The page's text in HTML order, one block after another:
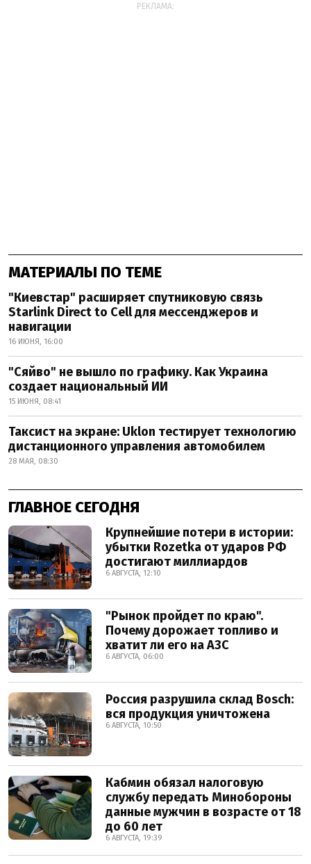
РЕКЛАМА:
МАТЕРИАЛЫ ПО ТЕМЕ
"Киевстар" расширяет спутниковую связь
Starlink Direct to Cell для мессенджеров и
навигации
16 ИЮНЯ, 16:00
"Сяйво" не вышло по графику. Как Украина
создает национальный ИИ
15 ИЮНЯ, 08:41
Таксист на экране: Uklon тестирует технологию
дистанционного управления автомобилем
28 МАЯ, 08:30
ГЛАВНОЕ СЕГОДНЯ
Крупнейшие потери в истории:
убытки Rozetka от ударов РФ
достигают миллиардов
6 АВГУСТА, 12:10
"Рынок пройдет по краю".
Почему дорожает топливо и
хватит ли его на АЗС
6 АВГУСТА, 06:00
Россия разрушила склад Bosch:
вся продукция уничтожена
6 АВГУСТА, 10:50
Кабмин обязал налоговую
службу передать Минобороны
данные мужчин в возрасте от 18
до 60 лет
6 АВГУСТА, 19:39